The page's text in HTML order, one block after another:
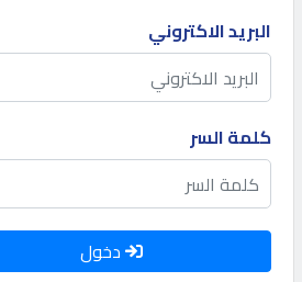
مطلوب
طلب
الاحصائيات
الأقسام
البريد الاكتروني
كلمة السر
دخول